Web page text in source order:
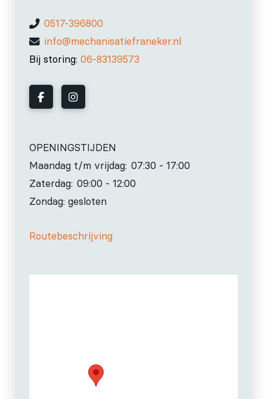
0517-396800
info@mechanisatiefraneker.nl
Bij storing: 06-83139573
OPENINGSTIJDEN
Maandag t/m vrijdag: 07:30 - 17:00
Zaterdag: 09:00 - 12:00
Zondag: gesloten
Routebeschrijving